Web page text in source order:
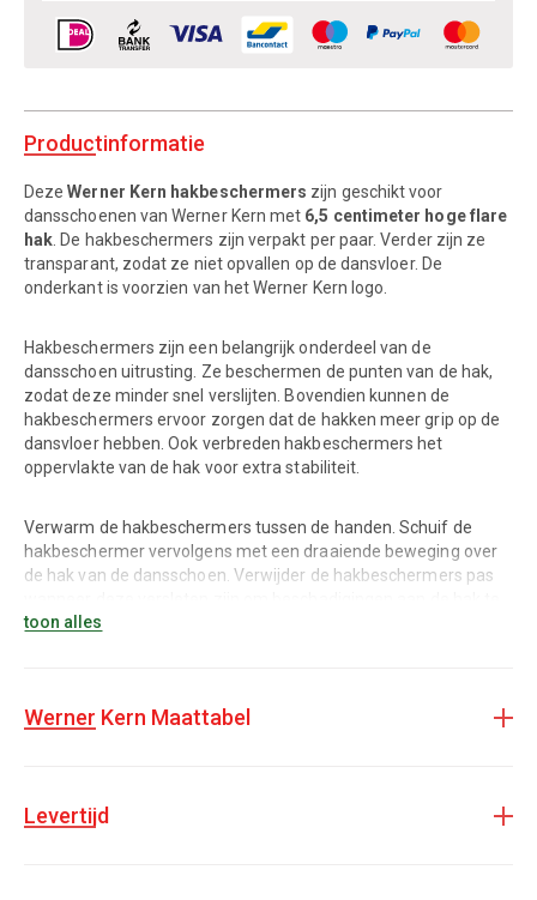
Productinformatie
DezeWerner Kern hakbeschermers zijn geschikt voor
dansschoenen van Werner Kern met 6,5 centimeter hoge flare
hak . De hakbeschermers zijn verpakt per paar. Verder zijn ze
transparant, zodat ze niet opvallen op de dansvloer. De
onderkant is voorzien van het Werner Kern logo.
Hakbeschermers zijn een belangrijk onderdeel van de
dansschoen uitrusting. Ze beschermen de punten van de hak,
zodat deze minder snel verslijten. Bovendien kunnen de
hakbeschermers ervoor zorgen dat de hakken meer grip op de
dansvloer hebben. Ook verbreden hakbeschermers het
oppervlakte van de hak voor extra stabiliteit.
Verwarm de hakbeschermers tussen de handen. Schuif de
hakbeschermer vervolgens met een draaiende beweging over
de hak van de dansschoen. Verwijder de hakbeschermers pas
voorkomen.
Voor 6,5 cm hakhoogte
Bescherming voor de dansvloer
toon alles
Werner Kern Maattabel
Levertijd